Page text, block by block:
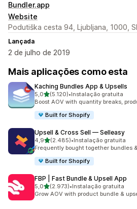
Bundler.app
Website
Podutiška cesta 94, Ljubljana, 1000, SI
Lançada
2 de julho de 2019
Mais aplicações como esta
Kaching Bundles App & Upsells
5,0de 5 estrelas
(5.120)
5120 total de avaliações
•Instalação gratuita
Boost AOV with quantity breaks,
Built for Shopify
Upsell & Cross Sell — Selleasy
4,9de 5 estrelas
(2.485)
2485 total de avaliações
•Instalação gratuita
Frequently bought together bundles
Built for Shopify
FBP | Fast Bundle & Upsell App
5,0de 5 estrelas
(2.973)
2973 total de avaliações
•Instalação gratuita
Grow AOV with product bundle &